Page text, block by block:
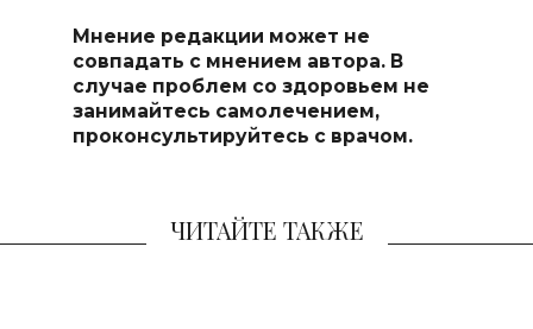
Мнение редакции может не
совпадать с мнением автора. В
случае проблем со здоровьем не
занимайтесь самолечением,
проконсультируйтесь с врачом.
ЧИТАЙТЕ ТАКЖЕ